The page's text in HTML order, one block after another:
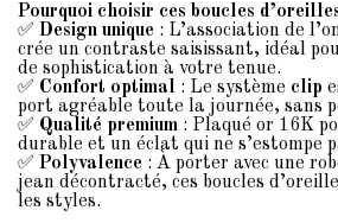
Pourquoi choisir ces boucles
✅ Design unique : L’association de
crée un contraste saisissant, idéal
de sophistication à votre tenue.
✅ Confort optimal : Le système clip
port agréable toute la journée, sans
✅ Qualité premium : Plaqué or 16K
durable et un éclat qui ne s’estompe
✅ Polyvalence : À porter avec une
jean décontracté, ces boucles
les styles.